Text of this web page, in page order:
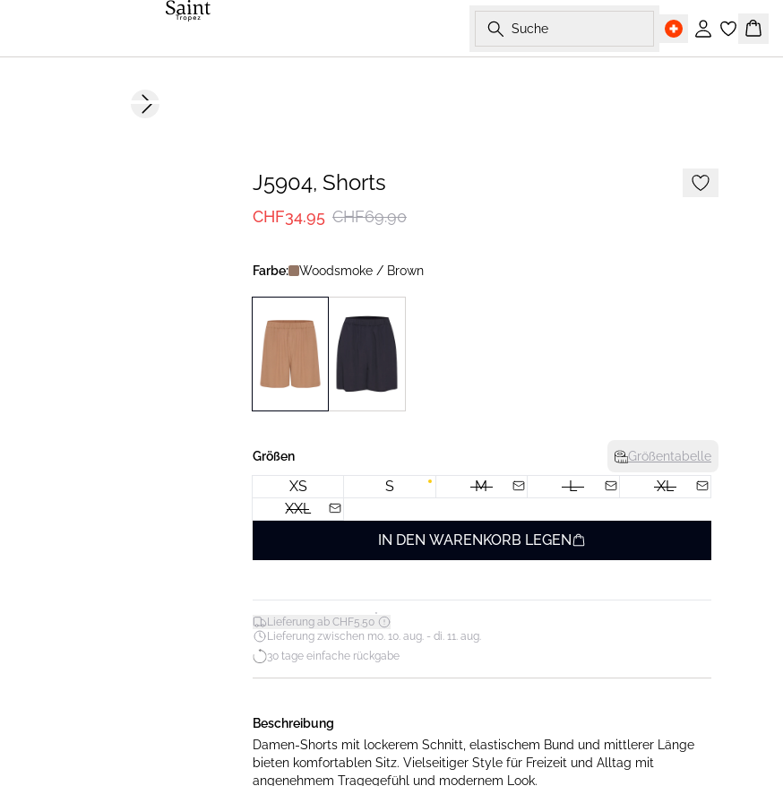
Suche
Einloggen
Next slide
J5904, Shorts
CHF34.95 CHF69.90
Farbe: Woodsmoke / Brown
Größen Größentabelle
XS S M L
XL
XXL
IN DEN WARENKORB LEGEN
Lieferung ab CHF5.50*
Lieferung zwischen mo. 10. aug. - di. 11. aug.
30 tage einfache rückgabe
Beschreibung
Damen-Shorts mit lockerem Schnitt, elastischem Bund und mittlerer Länge
bieten komfortablen Sitz. Vielseitiger Style für Freizeit und Alltag mit
angenehmem Tragegefühl und modernem Look.